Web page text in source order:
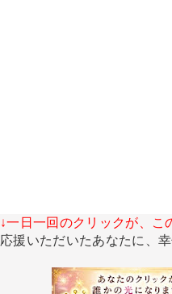
↓一日一回のクリックが、こ
応援いただいたあなたに、